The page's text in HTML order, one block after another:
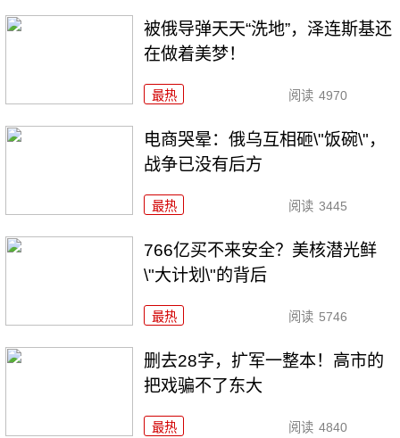
被俄导弹天天“洗地”，泽连斯基还
在做着美梦！
最热 阅读 4970
电商哭晕：俄乌互相砸\"饭碗\"，
战争已没有后方
最热 阅读 3445
766亿买不来安全？美核潜光鲜
\"大计划\"的背后
最热 阅读 5746
删去28字，扩军一整本！高市的
把戏骗不了东大
最热 阅读 4840